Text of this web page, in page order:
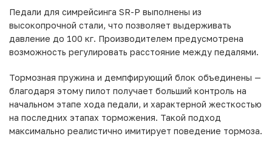
Педали для симрейсинга SR-P выполнены из
высокопрочной стали, что позволяет выдерживать
давление до 100 кг. Производителем предусмотрена
возможность регулировать расстояние между педалями.
Тормозная пружина и демпфирующий блок объединены —
благодаря этому пилот получает больший контроль на
начальном этапе хода педали, и характерной жесткостью
на последних этапах торможения. Такой подход
максимально реалистично имитирует поведение тормоза.